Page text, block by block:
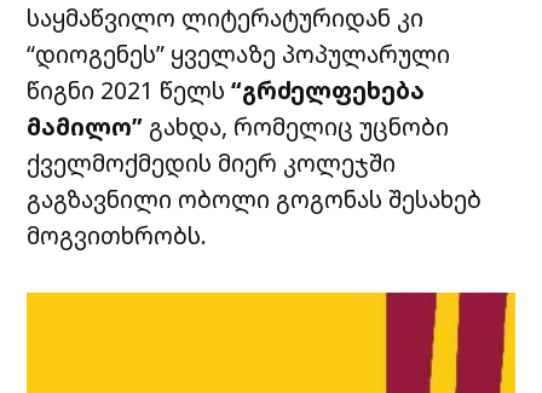
საყმაწვილო ლიტერატურიდან კი
“დიოგენეს” ყველაზე პოპულარული
წიგნი 2021 წელს“გრძელფეხება
მამილო” გახდა, რომელიც უცნობი
ქველმოქმედის მიერ კოლეჯში
გაგზავნილი ობოლი გოგონას შესახებ
მოგვითხრობს.